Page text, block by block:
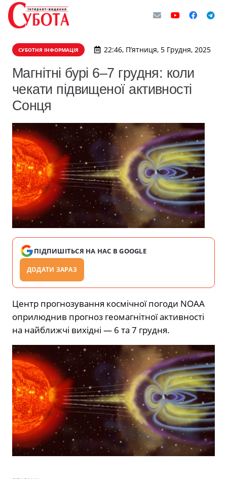
СУБОТНЯ ІНФОРМАЦІЯ 22:46, П’ятниця, 5 Грудня, 2025
Магнітні бурі 6–7 грудня: коли
чекати підвищеної активності
Сонця
ПІДПИШІТЬСЯ НА НАС В GOOGLE
ДОДАТИ ЗАРАЗ
Центр прогнозування космічної погоди NOAA
оприлюднив прогноз геомагнітної активності
на найближчі вихідні — 6 та 7 грудня.